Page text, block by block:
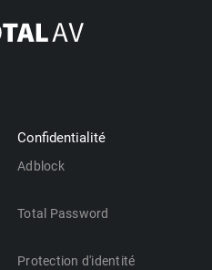
Confidentialité
Adblock
Total Password
Protection d'identité